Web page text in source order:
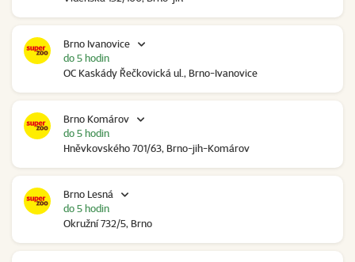
Brno Ivanovice
OC Kaskády Řečkovická ul., Brno-Ivanovice
do 5 hodin
Brno Komárov
Hněvkovského 701/63, Brno-jih-Komárov
do 5 hodin
Brno Lesná
Okružní 732/5, Brno
do 5 hodin